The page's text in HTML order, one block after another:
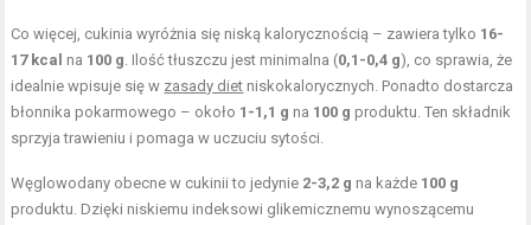
Co więcej, cukinia wyróżnia się niską kalorycznością – zawiera tylko 16-
17 kcal na 100 g. Ilość tłuszczu jest minimalna (0,1-0,4 g), co sprawia, że
idealnie wpisuje się w zasady diet niskokalorycznych. Ponadto dostarcza
błonnika pokarmowego – około 1-1,1 g na 100 g produktu. Ten składnik
sprzyja trawieniu i pomaga w uczuciu sytości.
Węglowodany obecne w cukinii to jedynie 2-3,2 g na każde 100 g
produktu. Dzięki niskiemu indeksowi glikemicznemu wynoszącemu